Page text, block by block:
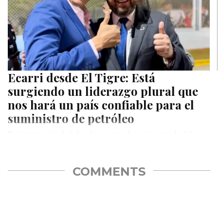
Ecarri desde El Tigre: Está
surgiendo un liderazgo plural que
nos hará un país confiable para el
suministro de petróleo
COMMENTS